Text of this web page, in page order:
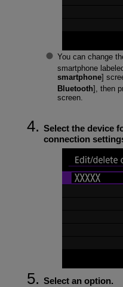
You can change
smartphone
smartphone]
Bluetooth], then
screen.
Select the device
connection
Select an option.